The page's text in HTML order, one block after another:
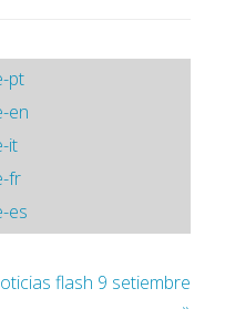
pt
en
it
fr
es
flash 9 setiembre